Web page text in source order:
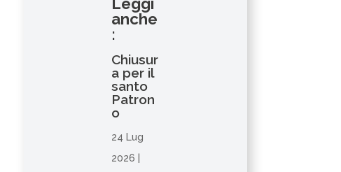
anche
:
Chiusur
a per il
santo
Patron
o
24 Lug
2026 |